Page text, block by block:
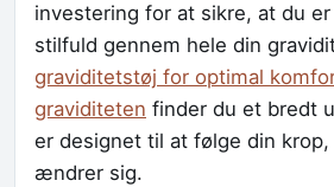
investering for at sikre, at du
stilfuld gennem hele din
graviditetstøj for optimal
graviditeten finder du et bredt
er designet til at følge din krop,
ændrer sig.